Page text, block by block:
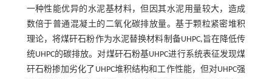
一种性能优异的水泥基材料，但因其水泥用量较大，造成
数倍于普通混凝土的二氧化碳排放量。基于颗粒紧密堆积
理论，将煤矸石粉作为水泥替换材料制备UHPC,旨在降低传
统UHPC的碳排放。对煤矸石粉基UHPC进行系统表征发现煤
矸石粉掺加劣化了UHPC堆积结构和工作性能，但对UHPC强